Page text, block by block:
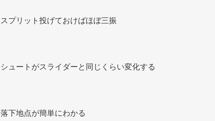
スプリット投げておけばほぼ三振
シュートがスライダーと同じくらい変化する
落下地点が簡単にわかる